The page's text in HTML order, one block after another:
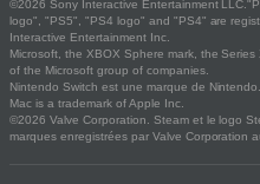
©2026 Sony Interactive Entertainment
logo", "PS5", "PS4 logo" and "PS4" are
Interactive Entertainment Inc.
Microsoft, the XBOX Sphere mark, the
of the Microsoft group of companies.
Nintendo Switch est une marque de Nintendo.
Mac is a trademark of Apple Inc.
©2026 Valve Corporation. Steam et le logo
marques enregistrées par Valve Corporation